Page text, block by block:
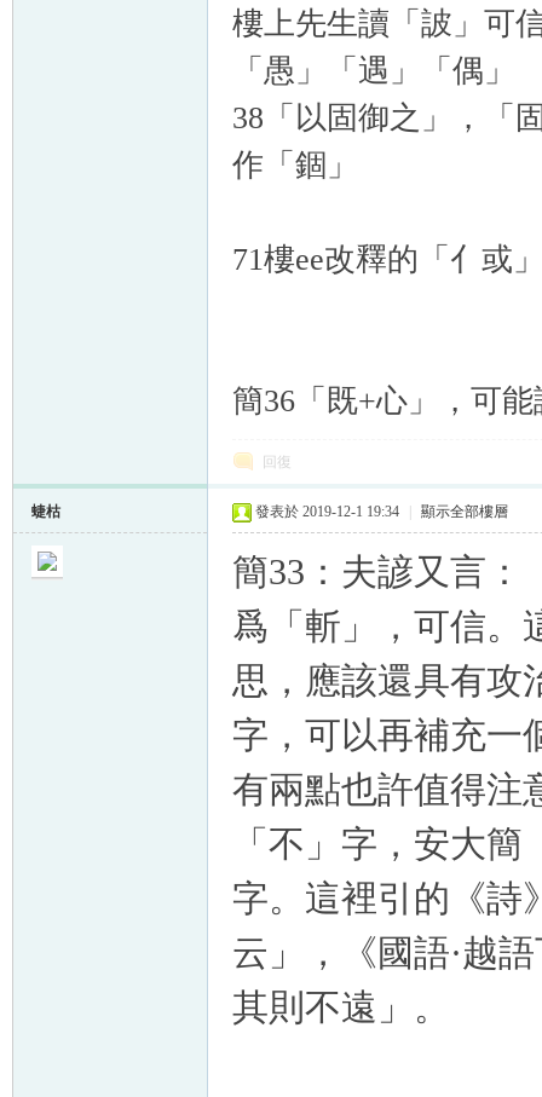
樓上先生讀「詖」可
「愚」「遇」
「偶」
38 「以固御之」，
「
作 「錮」
71樓ee改釋的 「亻或
簡36 「既+心 」，可
回復
蜨枯 發表於 2019-12-1 19:34 顯示全部樓層
簡33：夫諺又言：
爲「斬」，可信。
思，應該還具有攻
字，可以再補充一
有兩點也許值得注
「不」字，安大
字。這裡引的《詩
云」，《國語·越
其則不遠」。